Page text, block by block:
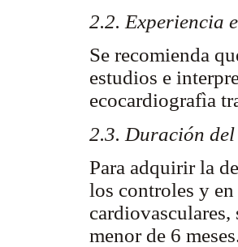
2.2. Experiencia
Se recomienda
estudios e
ecocardiografìa
2.3. Duración
Para adquirir la
los controles y
menor de 6